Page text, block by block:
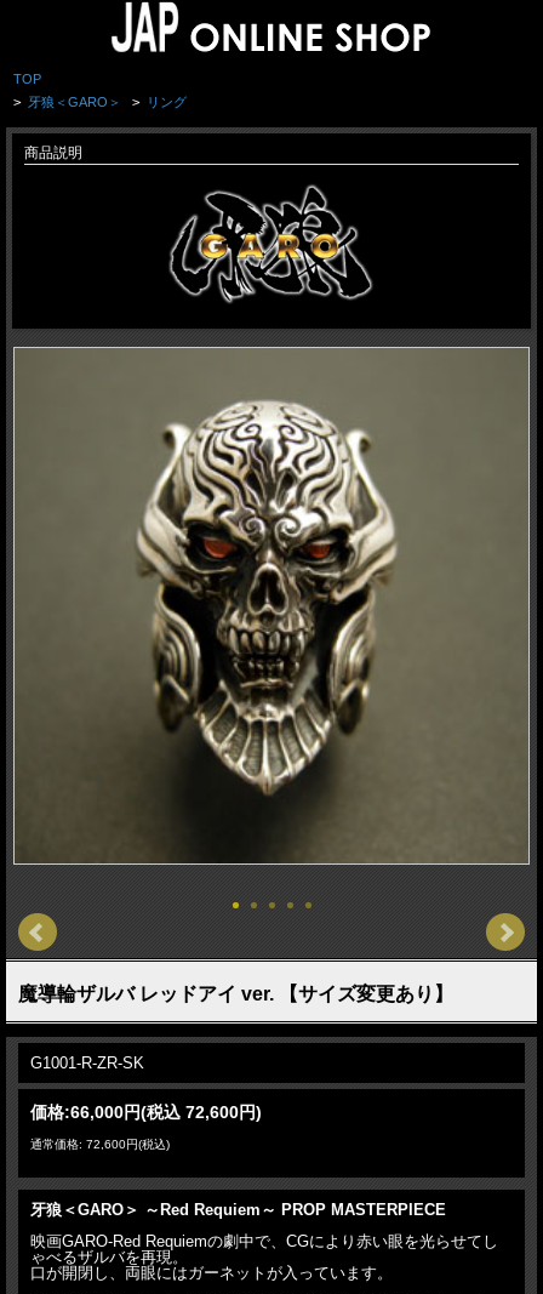
TOP
> 牙狼＜GARO＞ > リング
商品説明
魔導輪ザルバ レッドアイ ver. 【サイズ変更あり】
G1001-R-ZR-SK
価格:66,000円(税込 72,600円)
通常価格: 72,600円(税込)
牙狼＜GARO＞ ～Red Requiem～ PROP MASTERPIECE
映画GARO-Red Requiemの劇中で、CGにより赤い眼を光らせてし
ゃべるザルバを再現。
口が開閉し、両眼にはガーネットが入っています。